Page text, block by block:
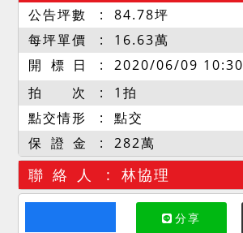
公告坪數 84.78坪
每坪單價
16.63萬
開 標 日
2020/06/09 10:30
拍 次
1拍
點交情形
點交
保 證 金
282萬
聯 絡 人 林協理
分享